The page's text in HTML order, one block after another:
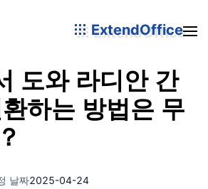
ExtendOffice
도와 라디안 간
하는 방법은 무
날짜2025-04-24